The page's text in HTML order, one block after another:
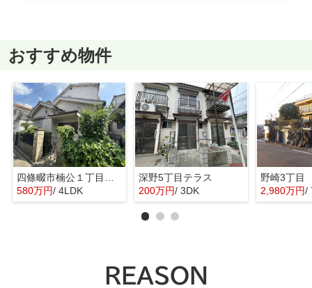
おすすめ物件
580万円/ 4LDK
深野5丁目テラス
200万円/ 3DK
野崎3丁目
2,980万円/
REASON